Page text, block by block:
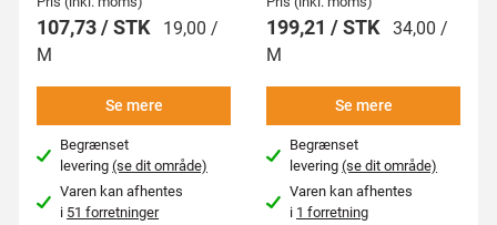
107,73 / STK
19,00 /
M
Se mere
Begrænset
levering(se dit område)
Varen kan afhentes
i 51 forretninger
199,21 / STK 34,00 /
M
Se mere
Begrænset
levering(se dit område)
Varen kan afhentes
i 1 forretning